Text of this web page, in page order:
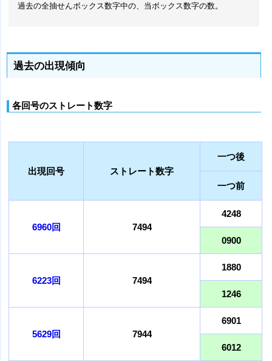
過去の全抽せんボックス数字中の、当ボックス数字の数。
過去の出現傾向
各回号のストレート数字
出現回号 ストレート数字
一つ後
一つ前
6960回 7494
4248
0900
6223回 7494
1880
1246
5629回 7944
6901
6012